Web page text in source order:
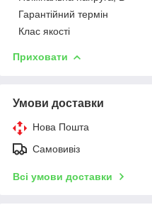
Гарантійний термін
Клас якості
Приховати
Умови доставки
Нова Пошта
Самовивіз
Всі умови доставки